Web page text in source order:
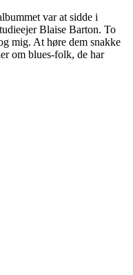
var at sidde i
Blaise Barton. To
mig. At høre dem snakke
om blues-folk, de har